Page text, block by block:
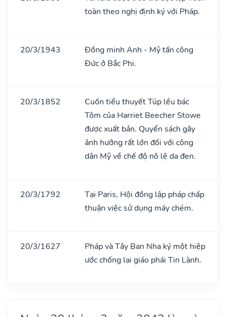
toàn theo nghị định ký với Pháp.
20/3/1943
Đồng minh Anh - Mỹ tấn công
Đức ở Bắc Phi.
20/3/1852
Cuốn tiểu thuyết Túp lều bác
Tôm của Harriet Beecher Stowe
được xuất bản. Quyển sách gây
ảnh hưởng rất lớn đối với công
dân Mỹ về chế độ nô lệ da đen.
20/3/1792
Tại Paris, Hội đồng lập pháp chấp
thuận việc sử dụng máy chém.
20/3/1627
Pháp và Tây Ban Nha ký một hiệp
ước chống lại giáo phái Tin Lành.